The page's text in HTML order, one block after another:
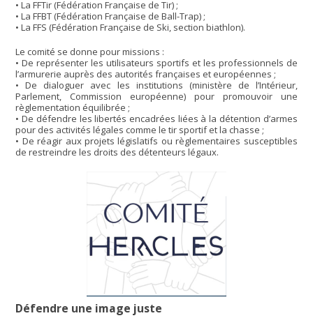
• La FFTir (Fédération Française de Tir) ;
• La FFBT (Fédération Française de Ball-Trap) ;
• La FFS (Fédération Française de Ski, section biathlon).
Le comité se donne pour missions :
• De représenter les utilisateurs sportifs et les professionnels de
l’armurerie auprès des autorités françaises et européennes ;
• De dialoguer avec les institutions (ministère de l’Intérieur,
Parlement, Commission européenne) pour promouvoir une
règlementation équilibrée ;
• De défendre les libertés encadrées liées à la détention d’armes
pour des activités légales comme le tir sportif et la chasse ;
• De réagir aux projets législatifs ou règlementaires susceptibles
de restreindre les droits des détenteurs légaux.
Défendre une image juste